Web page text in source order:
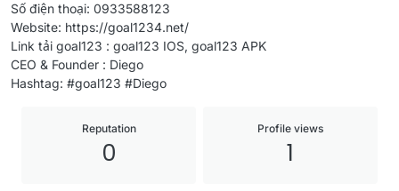
Số điện thoại: 0933588123
Website: https://goal1234.net/
Link tải goal123 : goal123 IOS, goal123 APK
CEO & Founder : Diego
Hashtag: #goal123 #Diego
Reputation
0
Profile views
1